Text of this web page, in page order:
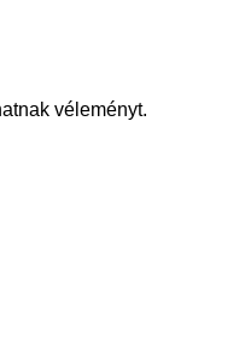
véleményt.